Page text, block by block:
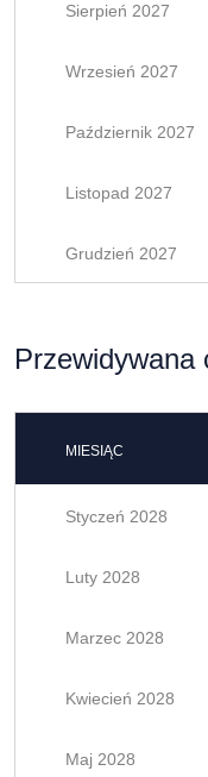
Sierpień 2027
Wrzesień 2027
Październik 2027
Listopad 2027
Grudzień 2027
Przewidywana
MIESIĄC
Styczeń 2028
Luty 2028
Marzec 2028
Kwiecień 2028
Maj 2028